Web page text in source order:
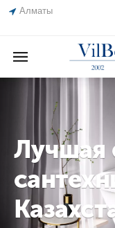
Алматы
Лучшая